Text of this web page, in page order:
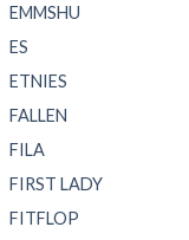
EMMSHU
ES
ETNIES
FALLEN
FILA
FIRST LADY
FITFLOP